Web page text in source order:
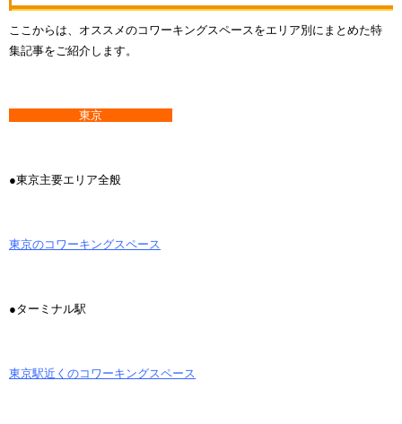
ここからは、オススメのコワーキングスペースをエリア別にまとめた特
集記事をご紹介します。
東京
●東京主要エリア全般
東京のコワーキングスペース
●ターミナル駅
東京駅近くのコワーキングスペース